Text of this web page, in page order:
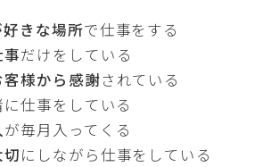
好きな場所で仕事をする
だけをしている
客様から感謝されている
に仕事をしている
が毎月入ってくる
にしながら仕事をしている